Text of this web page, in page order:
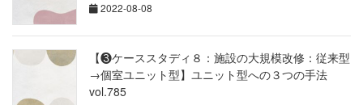
2022-08-08
【❸ケーススタディ８：施設の大規模改修：従来型
→個室ユニット型】ユニット型への３つの手法
vol.785